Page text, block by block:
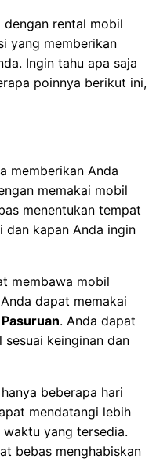
rental mobil
yang memberikan
Ingin tahu apa saja
poinnya berikut ini,
memberikan Anda
memakai mobil
menentukan tempat
dan kapan Anda ingin
membawa mobil
dapat memakai
. Anda dapat
keinginan dan
beberapa hari
mendatangi lebih
yang tersedia.
bebas menghabiskan